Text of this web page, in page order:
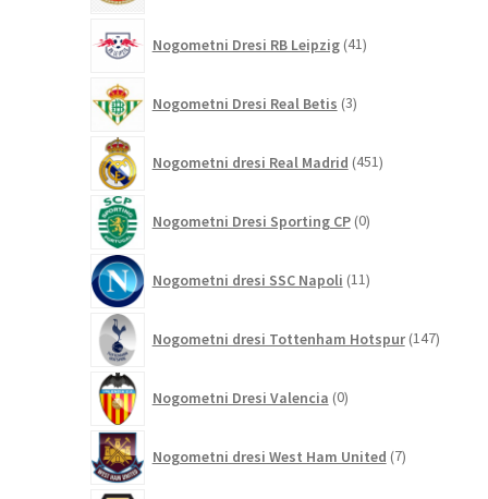
Nogometni Dresi RB Leipzig 41izdelkov
Nogometni Dresi Real Betis 3izdelki
Nogometni dresi Real Madrid 451izdelkov
Nogometni Dresi Sporting CP 0izdelkov
Nogometni dresi SSC Napoli 11izdelkov
Nogometni dresi Tottenham Hotspur 147
Nogometni Dresi Valencia 0izdelkov
Nogometni dresi West Ham United 7izdelkov